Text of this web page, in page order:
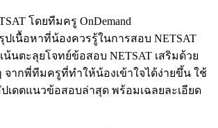
โดยทีมครู OnDemand
ปเนื้อหาที่น้องควรรู้ในการสอบ NETSAT
น้นตะลุยโจทย์ข้อสอบ NETSAT เสริมด้วย
จากพี่ทีมครูที่ทำให้น้องเข้าใจได้ง่ายขึ้น ใช้
เดตแนวข้อสอบล่าสุด พร้อมเฉลยละเอียด